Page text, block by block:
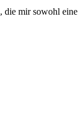
, die mir sowohl eine